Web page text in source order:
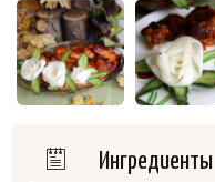
Ингредиенты